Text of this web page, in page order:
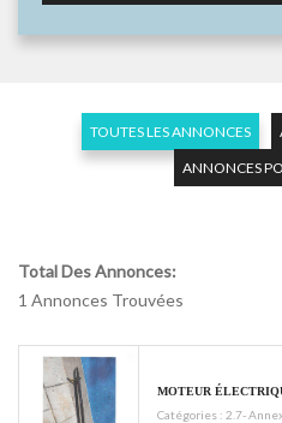
TOUTES LES ANNONCES
ANNONCES
Total Des Annonces:
1 Annonces Trouvées
MOTEUR
Catégories : 2.7-